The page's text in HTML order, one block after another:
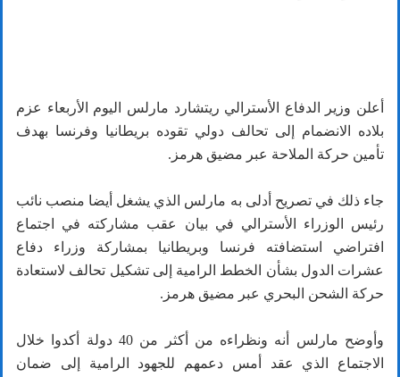
أعلن وزير الدفاع الأسترالي ريتشارد مارلس اليوم الأربعاء عزم
بلاده الانضمام إلى تحالف دولي تقوده بريطانيا وفرنسا بهدف
تأمين حركة الملاحة عبر مضيق هرمز.
جاء ذلك في تصريح أدلى به مارلس الذي يشغل أيضا منصب نائب
رئيس الوزراء الأسترالي في بيان عقب مشاركته في اجتماع
افتراضي استضافته فرنسا وبريطانيا بمشاركة وزراء دفاع
عشرات الدول بشأن الخطط الرامية إلى تشكيل تحالف لاستعادة
حركة الشحن البحري عبر مضيق هرمز.
وأوضح مارلس أنه ونظراءه من أكثر من 40 دولة أكدوا خلال
الاجتماع الذي عقد أمس دعمهم للجهود الرامية إلى ضمان